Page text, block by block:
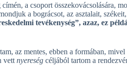
a csoport összekovácsolására,
a bográcsot, az asztalait,
tevékenység”, azaz, ez
az mentes, ebben a formában, mivel
vett nyereség céljából tartom a